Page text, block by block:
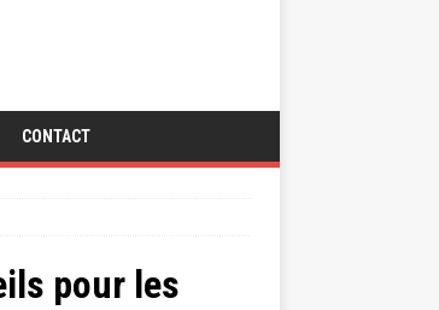
CONTACT
pour les